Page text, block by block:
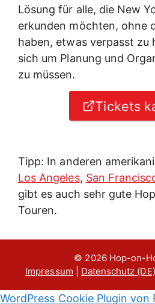
Lösung für alle, die New
erkunden möchten, ohne
haben, etwas verpasst zu
sich um Planung und
zu müssen.
Tickets
Tipp: In anderen
Los Angeles, San
gibt es auch sehr gute
Touren.
© 2026 Hop-on-
Impressum
Datenschutz (DE)
WordPress Cookie Plugin von